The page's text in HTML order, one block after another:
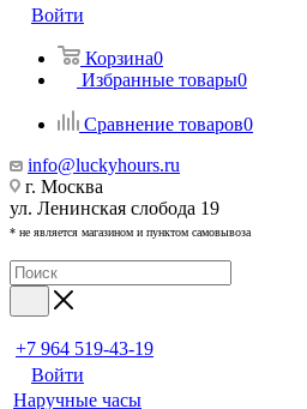
Войти
Корзина0
Избранные товары0
Сравнение товаров0
info@luckyhours.ru
г. Москва
ул. Ленинская слобода 19
* не является магазином и пунктом самовывоза
+7 964 519-43-19
Войти
Наручные часы